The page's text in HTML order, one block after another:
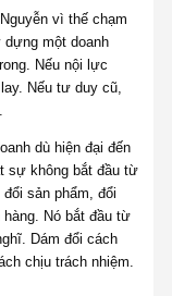
vì thế chạm
một doanh
Nếu nội lực
Nếu tư duy cũ,
dù hiện đại đến
sự không bắt đầu từ
sản phẩm, đổi
hàng. Nó bắt đầu từ
Dám đổi cách
chịu trách nhiệm.